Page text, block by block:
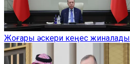
Жоғары әскери кеңес жиналады